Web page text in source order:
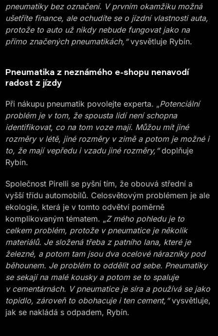
pneumatiky bez označení. V prvním okamžiku možná
ušetříte finance, ale ochudíte se o jízdní vlastnosti auta,
protože to auto už nikdy nebude fungovat jako na
přímo značených pneumatikách,“vysvětluje Rybín.
Pneumatika z neznámého e-shopu nenavodí
radost z jízdy
Při nákupu pneumatik povolejte experta. „Potenciální
problém je v tom, že spousta lidí není schopna
identifikovat, co na tom voze mají. Můžou mít jiné
rozměry v létě, jiné rozměry v zimě a potom je možné i
to, že mají vepředu i vzadu jiné rozměry,“doplňuje
Rybín.
Společnost Pirelli se pyšní tím, že obouvá střední a
vyšší třídu automobilů. Celosvětovým problémem je ale
ekologie, která je v tomto odvětví poměrně
komplikovaným tématem. „Z mého pohledu je to
celkem problém, protože v pneumatice je několik
materiálů. Je složená třeba z patního lana, které je
železné, a potom tam jsou dva ocelové nárazníky pod
běhounem. Je problém to oddělit od sebe. Pneumatiky
se sekají na malé kousky a potom se to spaluje
v cementárnách. V pneumatice je síra a používá se jako
topidlo, zároveň to obohacuje i ten cement,“vysvětluje,
jak se nakládá s odpadem, Rybín.